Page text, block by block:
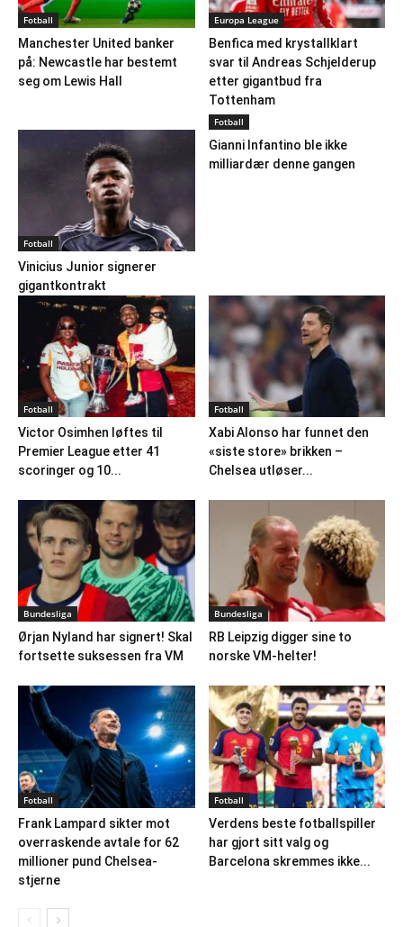
Fotball
Manchester United banker
på: Newcastle har bestemt
seg om Lewis Hall
Europa League
Benfica med krystallklart
svar til Andreas Schjelderup
etter gigantbud fra
Tottenham
Fotball
Vinicius Junior signerer
gigantkontrakt
Fotball
Gianni Infantino ble ikke
milliardær denne gangen
Fotball
Victor Osimhen løftes til
Premier League etter 41
scoringer og 10...
Fotball
Xabi Alonso har funnet den
«siste store» brikken –
Chelsea utløser...
Bundesliga
Ørjan Nyland har signert! Skal
fortsette suksessen fra VM
Bundesliga
RB Leipzig digger sine to
norske VM-helter!
Fotball
Frank Lampard sikter mot
overraskende avtale for 62
millioner pund Chelsea-
stjerne
Fotball
Verdens beste fotballspiller
har gjort sitt valg og
Barcelona skremmes ikke...